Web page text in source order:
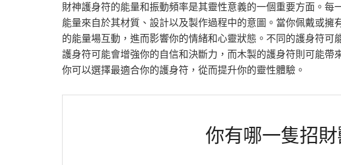
財神護身符的能量和振動頻率是其靈性意義的一個重要方面。每
能量來自於其材質、設計以及製作過程中的意圖。當你佩戴或擁
的能量場互動，進而影響你的情緒和心靈狀態。不同的護身符可
護身符可能會增強你的自信和決斷力，而木製的護身符則可能帶
你可以選擇最適合你的護身符，從而提升你的靈性體驗。
你有哪一隻招財